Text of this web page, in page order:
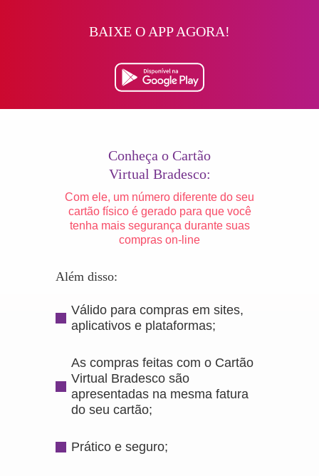
BAIXE O APP AGORA!
Conheça o Cartão
Virtual Bradesco:
Com ele, um número diferente do seu
cartão físico é gerado para que você
tenha mais segurança durante suas
compras on-line
Além disso:
Válido para compras em sites,
aplicativos e plataformas;
As compras feitas com o Cartão
Virtual Bradesco são
apresentadas na mesma fatura
do seu cartão;
Prático e seguro;